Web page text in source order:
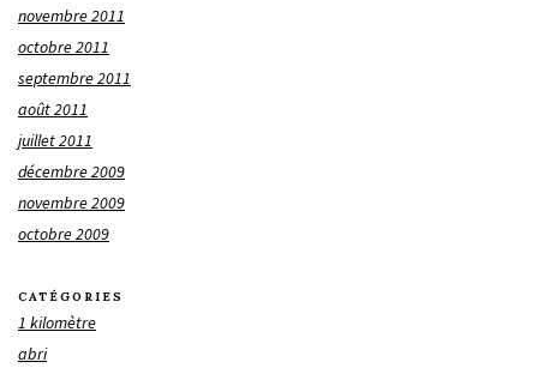
novembre 2011
octobre 2011
septembre 2011
août 2011
juillet 2011
décembre 2009
novembre 2009
octobre 2009
CATÉGORIES
1 kilomètre
abri